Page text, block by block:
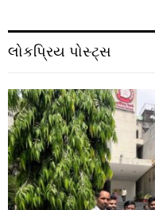
લોકપ્રિય પોસ્ટ્સ